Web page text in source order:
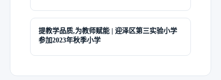
提教学品质,为教师赋能 | 迎泽区第三实验小学
参加2023年秋季小学